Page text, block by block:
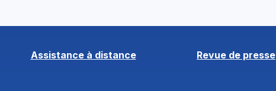
Assistance à distance Revue de presse